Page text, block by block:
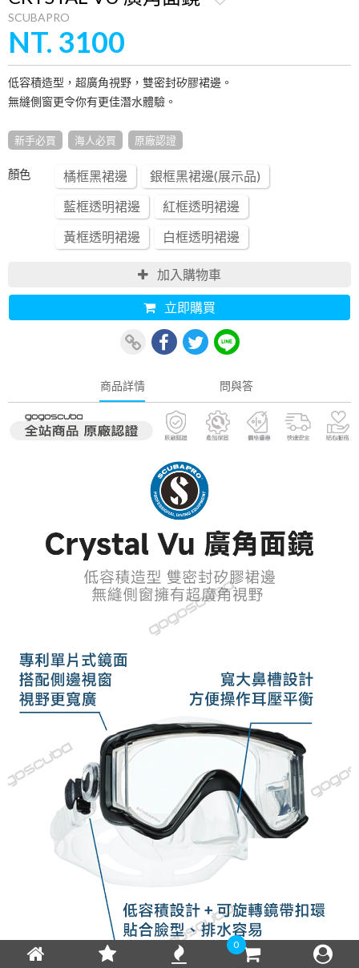
0
SCUBAPRO
NT. 3100
低容積造型，超廣角視野，雙密封矽膠裙邊。
無縫側窗更令你有更佳潛水體驗。
新手必買 海人必買 原廠認證
顏色 橘框黑裙邊
銀框黑裙邊(展示品)
藍框透明裙邊
紅框透明裙邊
黃框透明裙邊
白框透明裙邊
加入購物車
立即購買
商品詳情 問與答